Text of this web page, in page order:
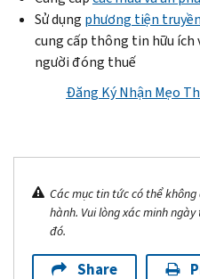
Sử dụng phương tiện
cung cấp thông tin hữu
người đóng thuế
Đăng Ký Nhận Mẹo
Các mục tin tức có thể
hành. Vui lòng xác minh
đó.
Share